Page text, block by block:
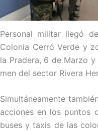
Personal militar llegó
Colonia Cerró Verde y
la Pradera, 6 de Marzo
men del sector Rivera
Simultáneamente
acciones en los puntos
buses y taxis de las